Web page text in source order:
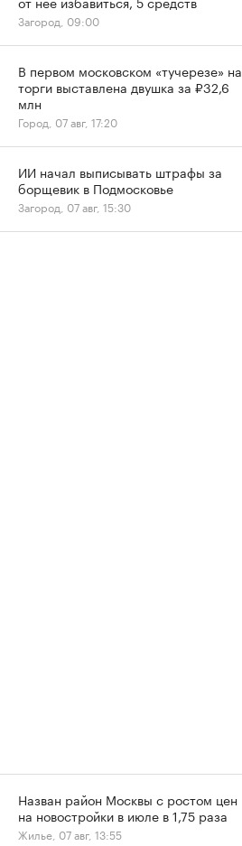
Загород, 09:00
В первом московском «тучерезе» на
торги выставлена двушка за ₽32,6
млн
Город, 07 авг, 17:20
ИИ начал выписывать штрафы за
борщевик в Подмосковье
Загород, 07 авг, 15:30
Назван район Москвы с ростом цен
на новостройки в июле в 1,75 раза
Жилье, 07 авг, 13:55